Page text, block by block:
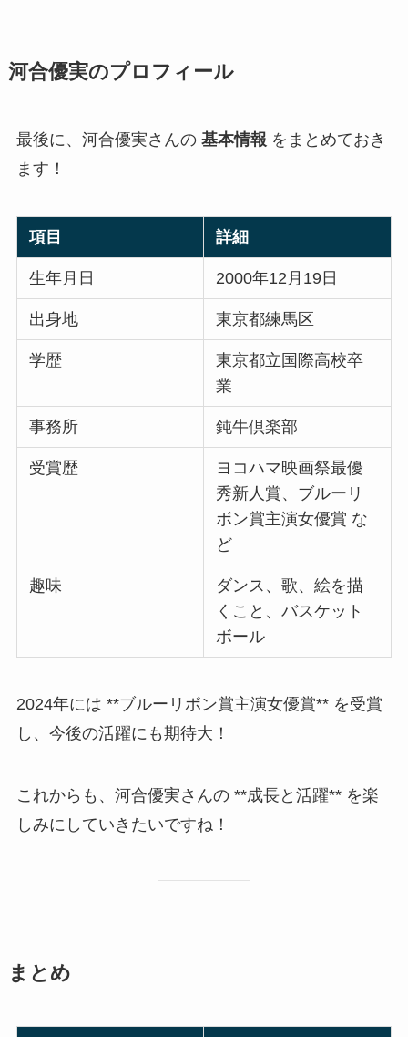
河合優実のプロフィール
最後に、河合優実さんの 基本情報 をまとめておき
ます！
項目 詳細
生年月日 2000年12月19日
出身地 東京都練馬区
学歴
東京都立国際高校卒
業
事務所 鈍牛倶楽部
受賞歴
ヨコハマ映画祭最優
秀新人賞、ブルーリ
ボン賞主演女優賞 な
ど
趣味
ダンス、歌、絵を描
くこと、バスケット
ボール
2024年には **ブルーリボン賞主演女優賞** を受賞
し、今後の活躍にも期待大！
これからも、河合優実さんの **成長と活躍** を楽
しみにしていきたいですね！
まとめ